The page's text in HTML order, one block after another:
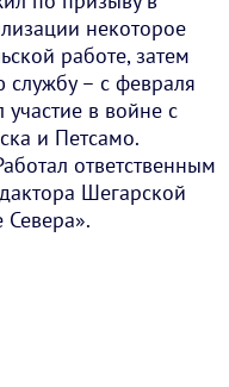
некоторое
работе, затем
– с февраля
в войне с
и Петсамо.
ответственным
Шегарской
Севера».